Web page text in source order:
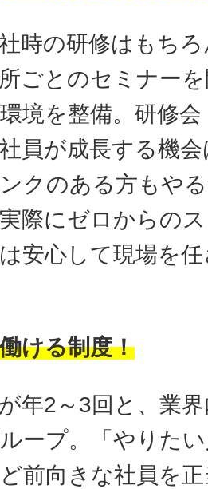
時の研修はもち
ごとのセミナー
境を整備。研修
員が成長する機
クのある方もや
際にゼロからの
安心して現場を
ける制度！
年2～3回と、業
ープ。「やりた
前向きな社員を